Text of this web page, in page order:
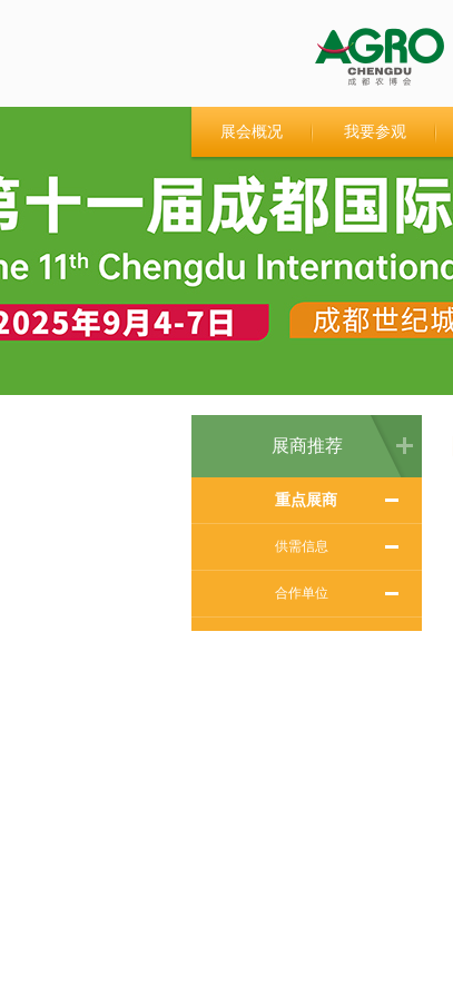
展会概况 我要参观
展商推荐
重点展商
供需信息
合作单位